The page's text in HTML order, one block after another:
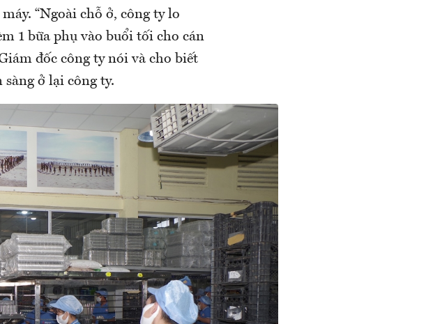
“Ngoài chỗ ở, công ty lo
1 bữa phụ vào buổi tối cho cán
đốc công ty nói và cho biết
sàng ở lại công ty.